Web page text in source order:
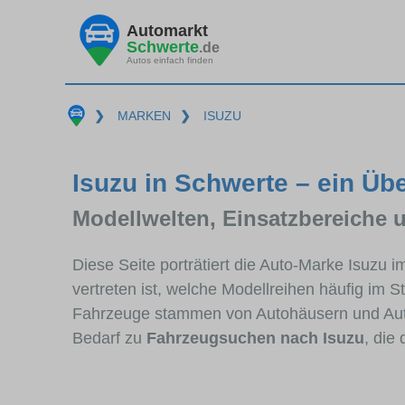
Automarkt
Schwerte.de
Autos einfach finden
❯ MARKEN ❯ ISUZU
Isuzu in Schwerte – ein
Modellwelten, Einsatzbereiche
Diese Seite porträtiert die Auto-Marke Isuzu
vertreten ist, welche Modellreihen häufig im
Fahrzeuge stammen von Autohäusern und
Bedarf zu Fahrzeugsuchen nach Isuzu, die